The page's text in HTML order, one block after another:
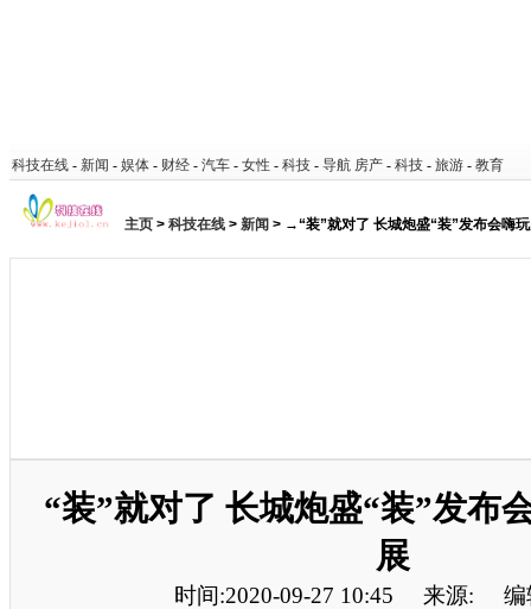
科技在线 - 新闻 - 娱体 - 财经 - 汽车 - 女性 - 科技 - 导航 房产 - 科技 - 旅游 - 教育
主页 > 科技在线 > 新闻 > →“装”就对了 长城炮盛“装”发布会嗨
“装”就对了 长城炮盛“装”发布
展
时间:2020-09-27 10:45 来源: 编